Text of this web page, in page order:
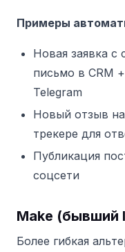
Примеры
Новая заявка с
письмо в CRM
Telegram
Новый отзыв
трекере для
Публикация
соцсети
Make (бывший
Более гибкая